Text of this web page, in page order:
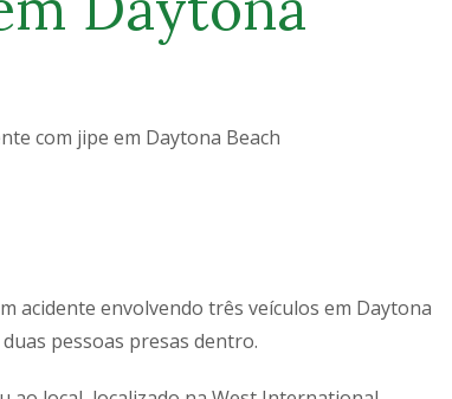
acidente envolvendo três veículos em Daytona
pessoas presas dentro.